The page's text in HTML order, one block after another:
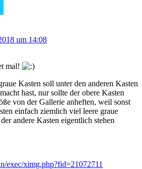
um 14:08
mal!
Kasten soll unter den anderen Kasten
hast, nur sollte der obere Kasten
von der Gallerie anheften, weil sonst
einfach ziemlich viel leere graue
andere Kasten eigentlich stehen
exec/ximg.php?fid=21072711